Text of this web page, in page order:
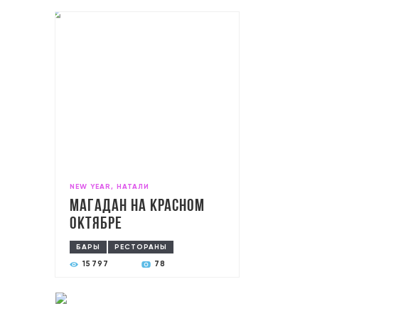
NEW YEAR, НАТАЛИ
Магадан на Красном
Октябре
БАРЫ РЕСТОРАНЫ
15797 78